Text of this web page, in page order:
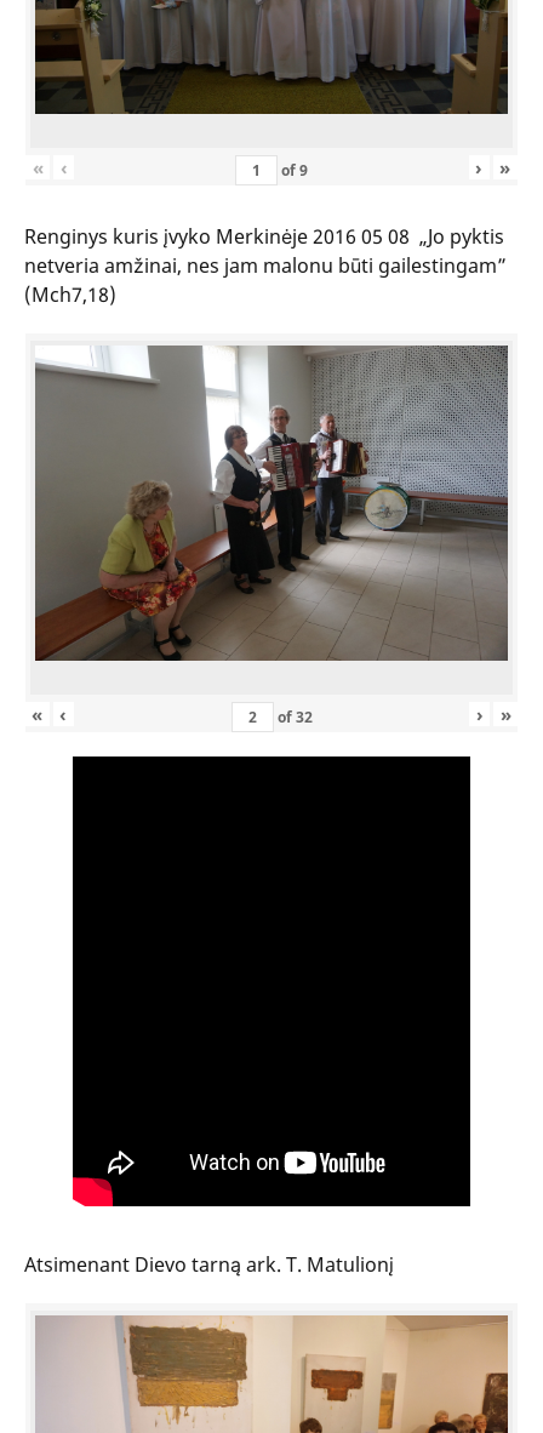
« ‹ of9 › »
Renginys kuris įvyko Merkinėje 2016 05 08 „Jo pyktis
netveria amžinai, nes jam malonu būti gailestingam”
(Mch7,18)
« ‹ of32 › »
Atsimenant Dievo tarną ark. T. Matulionį